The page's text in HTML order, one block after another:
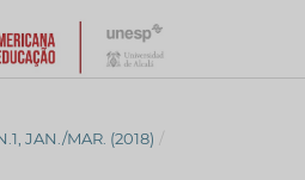
JAN./MAR. (2018) /